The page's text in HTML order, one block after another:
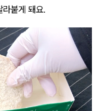
라붙게 돼요.